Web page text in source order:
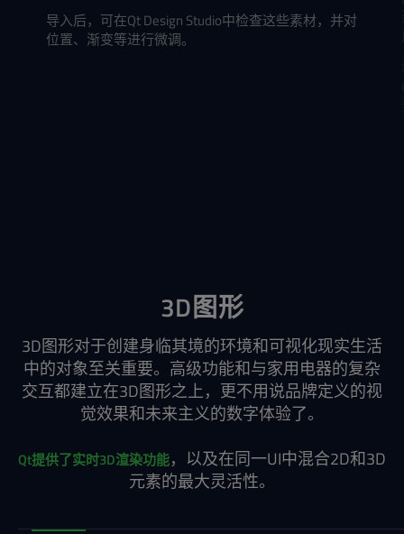
导入后，可在Qt Design Studio中检查这些素材，并对
位置、渐变等进行微调。
3D图形
3D图形对于创建身临其境的环境和可视化现实生活
中的对象至关重要。高级功能和与家用电器的复杂
交互都建立在3D图形之上，更不用说品牌定义的视
觉效果和未来主义的数字体验了。
Qt提供了实时3D渲染功能，以及在同一UI中混合2D和3D
元素的最大灵活性。